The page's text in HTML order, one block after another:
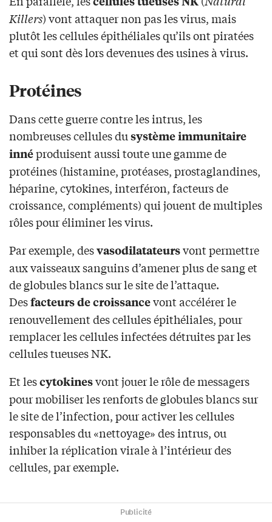
Killers) vont attaquer non pas les virus, mais
plutôt les cellules épithéliales qu’ils ont piratées
et qui sont dès lors devenues des usines à virus.
Protéines
Dans cette guerre contre les intrus, les
nombreuses cellules du système immunitaire
innéproduisent aussi toute une gamme de
protéines (histamine, protéases, prostaglandines,
héparine, cytokines, interféron, facteurs de
croissance, compléments) qui jouent de multiples
rôles pour éliminer les virus.
Par exemple, desvasodilatateursvont permettre
aux vaisseaux sanguins d’amener plus de sang et
de globules blancs sur le site de l’attaque.
Desfacteurs de croissancevont accélérer le
renouvellement des cellules épithéliales, pour
remplacer les cellules infectées détruites par les
cellules tueuses NK.
Et lescytokinesvont jouer le rôle de messagers
pour mobiliser les renforts de globules blancs sur
le site de l’infection, pour activer les cellules
responsables du «nettoyage» des intrus, ou
inhiber la réplication virale à l’intérieur des
cellules, par exemple.
Publicité